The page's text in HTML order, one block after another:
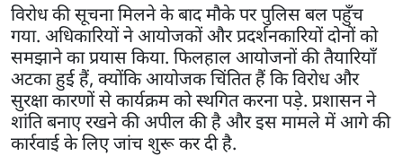
विरोध की सूचना मिलने के बाद मौके पर पुलिस बल पहुँच
गया. अधिकारियों ने आयोजकों और प्रदर्शनकारियों दोनों को
समझाने का प्रयास किया. फिलहाल आयोजनों की तैयारियाँ
अटका हुई हैं, क्योंकि आयोजक चिंतित हैं कि विरोध और
सुरक्षा कारणों से कार्यक्रम को स्थगित करना पड़े. प्रशासन ने
शांति बनाए रखने की अपील की है और इस मामले में आगे की
कार्रवाई के लिए जांच शुरू कर दी है.